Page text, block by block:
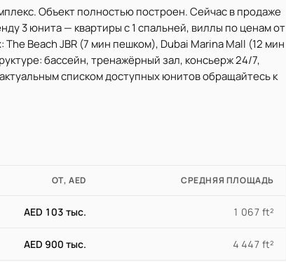
Объект полностью построен. Сейчас в продаже
3 юнита — квартиры с 1 спальней, виллы по ценам от
Beach JBR (7 мин пешком), Dubai Marina Mall (12 мин
бассейн, тренажёрный зал, консьерж 24/7,
списком доступных юнитов обращайтесь к
ОТ, AED СРЕДНЯЯ ПЛОЩАДЬ
AED 103 тыс. 1 067 ft²
AED 900 тыс. 4 447 ft²